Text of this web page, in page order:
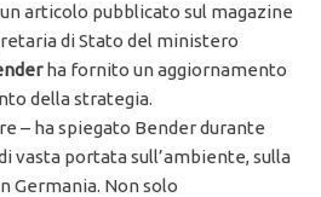
articolo pubblicato sul magazine
di Stato del ministero
ha fornito un aggiornamento
della strategia.
– ha spiegato Bender durante
vasta portata sull’ambiente, sulla
Germania. Non solo